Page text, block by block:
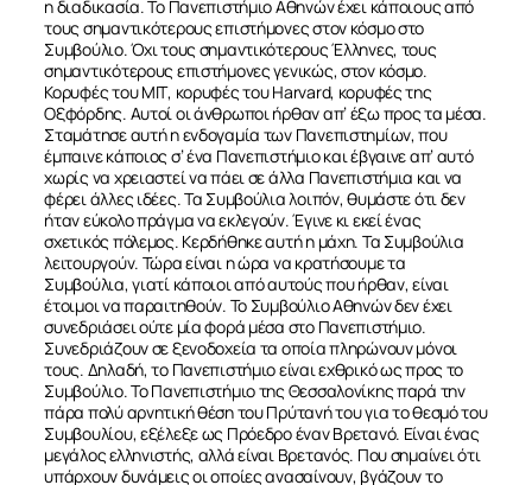
η διαδικασία. Το Πανεπιστήμιο Αθηνών έχει κάποιους από
τους σημαντικότερους επιστήμονες στον κόσμο στο
Συμβούλιο. Όχι τους σημαντικότερους Έλληνες, τους
σημαντικότερους επιστήμονες γενικώς, στον κόσμο.
Κορυφές του ΜΙΤ, κορυφές του Harvard, κορυφές της
Οξφόρδης. Αυτοί οι άνθρωποι ήρθαν απ’ έξω προς τα μέσα.
Σταμάτησε αυτή η ενδογαμία των Πανεπιστημίων, που
έμπαινε κάποιος σ’ ένα Πανεπιστήμιο και έβγαινε απ’ αυτό
χωρίς να χρειαστεί να πάει σε άλλα Πανεπιστήμια και να
φέρει άλλες ιδέες. Τα Συμβούλια λοιπόν, θυμάστε ότι δεν
ήταν εύκολο πράγμα να εκλεγούν. Έγινε κι εκεί ένας
σχετικός πόλεμος. Κερδήθηκε αυτή η μάχη. Τα Συμβούλια
λειτουργούν. Τώρα είναι η ώρα να κρατήσουμε τα
Συμβούλια, γιατί κάποιοι από αυτούς που ήρθαν, είναι
έτοιμοι να παραιτηθούν. Το Συμβούλιο Αθηνών δεν έχει
συνεδριάσει ούτε μία φορά μέσα στο Πανεπιστήμιο.
Συνεδριάζουν σε ξενοδοχεία τα οποία πληρώνουν μόνοι
τους. Δηλαδή, το Πανεπιστήμιο είναι εχθρικό ως προς το
Συμβούλιο. Το Πανεπιστήμιο της Θεσσαλονίκης παρά την
πάρα πολύ αρνητική θέση του Πρύτανή του για το θεσμό του
Συμβουλίου, εξέλεξε ως Πρόεδρο έναν Βρετανό. Είναι ένας
μεγάλος ελληνιστής, αλλά είναι Βρετανός. Που σημαίνει ότι
υπάρχουν δυνάμεις οι οποίες ανασαίνουν, βγάζουν το